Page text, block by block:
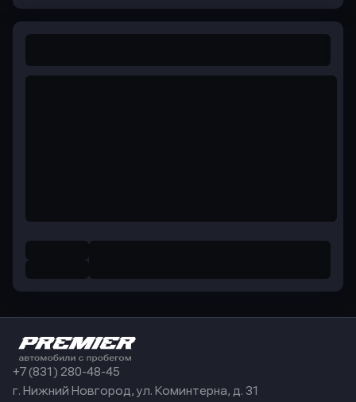
+7 (831) 280-48-45
г. Нижний Новгород, ул. Коминтерна, д. 31